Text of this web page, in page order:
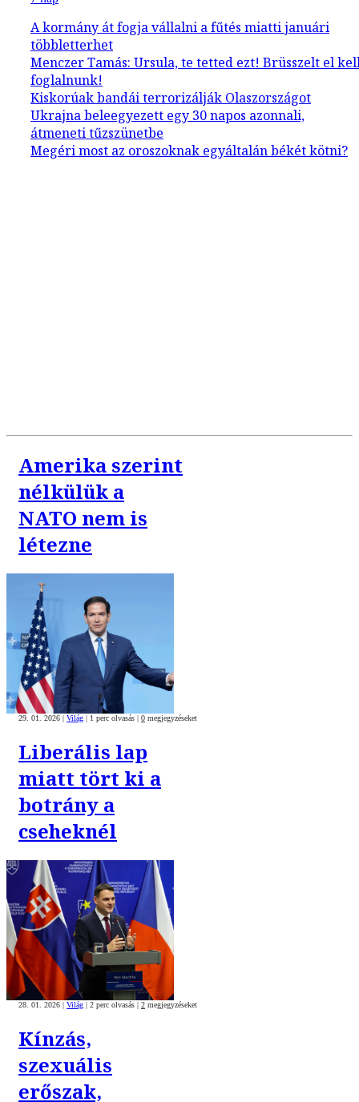
Amerika szerint
nélkülük a
NATO nem is
létezne
29. 01. 2026 | Világ | 1 perc olvasás | 0 megjegyzéseket
Liberális lap
miatt tört ki a
botrány a
cseheknél
28. 01. 2026 | Világ | 2 perc olvasás | 2 megjegyzéseket
Kínzás,
szexuális
erőszak,